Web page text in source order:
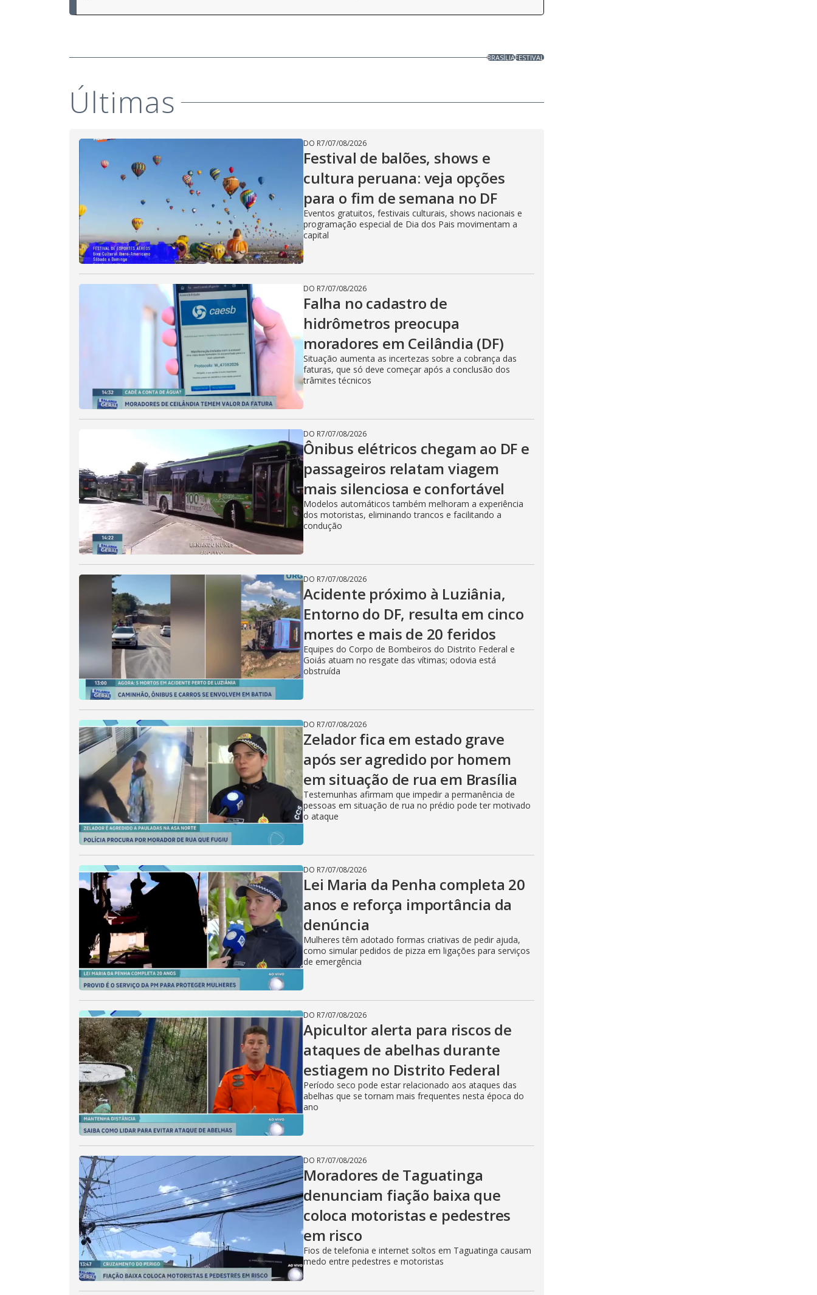
BRASÍLIAFESTIVAL
Últimas
DO R7/07/08/2026
Festival de balões, shows e
cultura peruana: veja opções
para o fim de semana no DF
Eventos gratuitos, festivais culturais, shows nacionais e
programação especial de Dia dos Pais movimentam a
capital
DO R7/07/08/2026
Falha no cadastro de
hidrômetros preocupa
moradores em Ceilândia (DF)
Situação aumenta as incertezas sobre a cobrança das
faturas, que só deve começar após a conclusão dos
trâmites técnicos
DO R7/07/08/2026
Ônibus elétricos chegam ao DF e
passageiros relatam viagem
mais silenciosa e confortável
Modelos automáticos também melhoram a experiência
dos motoristas, eliminando trancos e facilitando a
condução
DO R7/07/08/2026
Acidente próximo à Luziânia,
Entorno do DF, resulta em cinco
mortes e mais de 20 feridos
Equipes do Corpo de Bombeiros do Distrito Federal e
Goiás atuam no resgate das vítimas; odovia está
obstruída
DO R7/07/08/2026
Zelador fica em estado grave
após ser agredido por homem
em situação de rua em Brasília
Testemunhas afirmam que impedir a permanência de
pessoas em situação de rua no prédio pode ter motivado
o ataque
DO R7/07/08/2026
Lei Maria da Penha completa 20
anos e reforça importância da
denúncia
Mulheres têm adotado formas criativas de pedir ajuda,
como simular pedidos de pizza em ligações para serviços
de emergência
DO R7/07/08/2026
Apicultor alerta para riscos de
ataques de abelhas durante
estiagem no Distrito Federal
Período seco pode estar relacionado aos ataques das
abelhas que se tornam mais frequentes nesta época do
ano
DO R7/07/08/2026
Moradores de Taguatinga
denunciam fiação baixa que
coloca motoristas e pedestres
em risco
Fios de telefonia e internet soltos em Taguatinga causam
medo entre pedestres e motoristas